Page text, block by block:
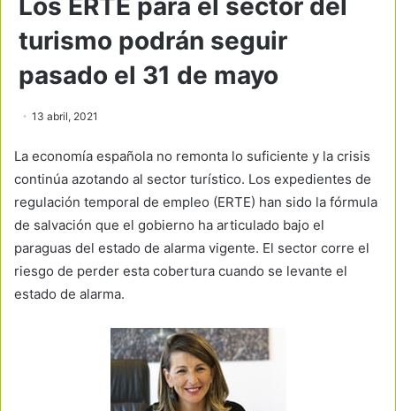
Los ERTE para el sector del
turismo podrán seguir
pasado el 31 de mayo
13 abril, 2021
La economía española no remonta lo suficiente y la crisis
continúa azotando al sector turístico. Los expedientes de
regulación temporal de empleo (ERTE) han sido la fórmula
de salvación que el gobierno ha articulado bajo el
paraguas del estado de alarma vigente. El sector corre el
riesgo de perder esta cobertura cuando se levante el
estado de alarma.